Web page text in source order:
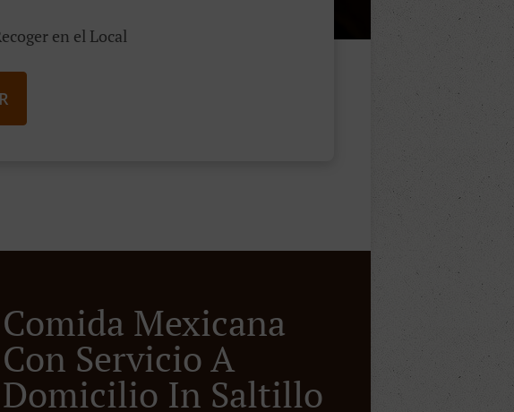
en el Local
Comida Mexicana
Con Servicio A
Domicilio In Saltillo